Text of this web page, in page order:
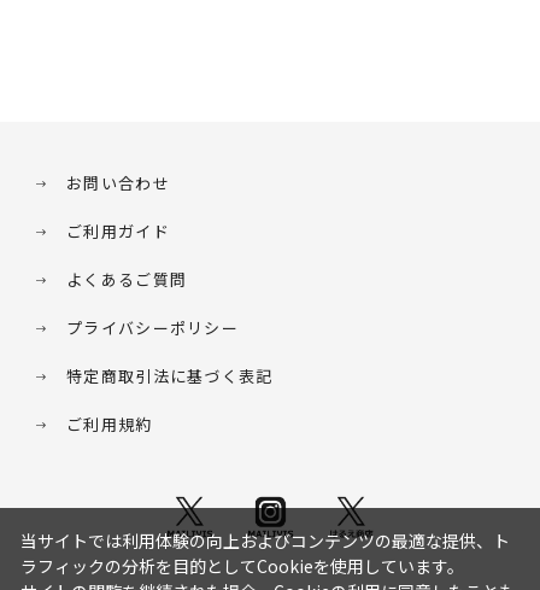
お問い合わせ
ご利用ガイド
よくあるご質問
プライバシーポリシー
特定商取引法に基づく表記
ご利用規約
当サイトでは利用体験の向上およびコンテンツの最適な提供、ト
ラフィックの分析を目的としてCookieを使用しています。